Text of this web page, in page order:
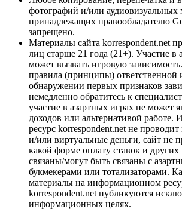
фотографий и/или аудиовизуальных
принадлежащих правообладателю
запрещено.
Материалы сайта korrespondent.net
лиц старше 21 года (21+). Участие в
может вызвать игровую
правила (принципы)
обнаружении первых признаков
немедленно обратитесь к
участие в азартных играх не может
доходов или альтернативой
ресурс korrespondent.net не
и/или виртуальные деньги, сайт не
какой форме оплату ставок и
связаны/могут быть связаны с
букмекерами или тотализаторами.
материалы на информационном
korrespondent.net публикуются
информационных целях.